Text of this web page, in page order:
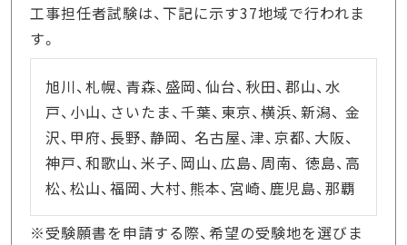
工事担任者試験は、下記に示す37地域で行われま
す。
旭川、札幌、青森、盛岡、仙台、秋田、郡山、水
戸、小山、さいたま、千葉、東京、横浜、新潟、 金
沢、甲府、長野、静岡、 名古屋、津、京都、大阪、
神戸、和歌山、米子、岡山、広島、周南、 徳島、高
松、松山、福岡、大村、熊本、宮崎、鹿児島、那覇
※受験願書を申請する際、希望の受験地を選びま